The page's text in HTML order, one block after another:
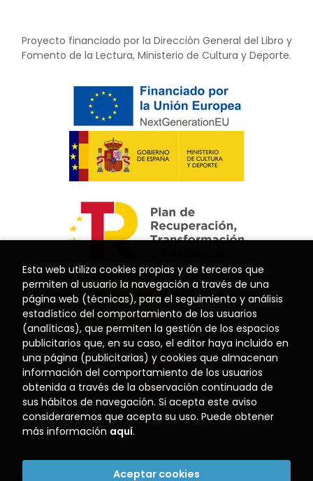
Proyecto financiado por la Dirección General del Libro y
Fomento de la Lectura, Ministerio de Cultura y Deporte.
Esta web utiliza cookies propias y de terceros que
permiten al usuario la navegación a través de una
página web (técnicas), para el seguimiento y análisis
estadístico del comportamiento de los usuarios
(analíticas), que permiten la gestión de los espacios
publicitarios que, en su caso, el editor haya incluido en
una página (publicitarias) y cookies que almacenan
información del comportamiento de los usuarios
obtenida a través de la observación continuada de
sus hábitos de navegación. Si acepta este aviso
consideraremos que acepta su uso. Puede obtener
más información aquí.
Aceptar cookies